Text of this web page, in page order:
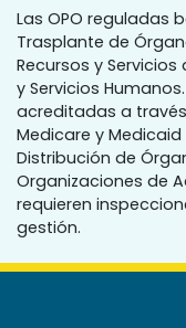
Las OPO reguladas
Trasplante de
Recursos y
y Servicios
acreditadas a
Medicare y
Distribución de
Organizaciones de
requieren
gestión.